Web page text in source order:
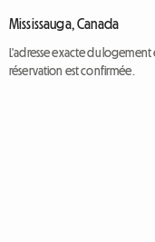
Mississauga, Canada
L'adresse exacte du
réservation est confirmée.